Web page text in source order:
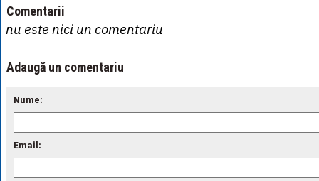
Comentarii
nu este nici un comentariu
Adaugă un comentariu
Nume:
Email: